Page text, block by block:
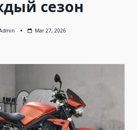
сезон
Mar 27, 2026